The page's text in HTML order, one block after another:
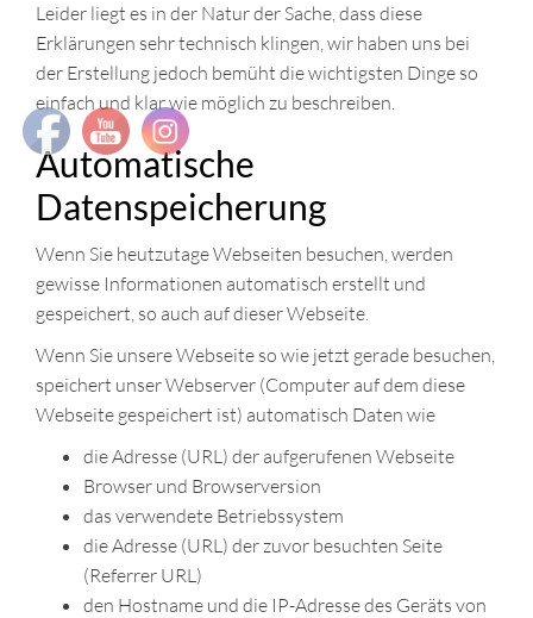
Leider liegt es in der Natur der Sache, dass diese
Erklärungen sehr technisch klingen, wir haben uns bei
der Erstellung jedoch bemüht die wichtigsten Dinge so
einfach und klar wie möglich zu beschreiben.
Automatische
Datenspeicherung
Wenn Sie heutzutage Webseiten besuchen, werden
gewisse Informationen automatisch erstellt und
gespeichert, so auch auf dieser Webseite.
Wenn Sie unsere Webseite so wie jetzt gerade besuchen,
speichert unser Webserver (Computer auf dem diese
Webseite gespeichert ist) automatisch Daten wie
die Adresse (URL) der aufgerufenen Webseite
Browser und Browserversion
das verwendete Betriebssystem
die Adresse (URL) der zuvor besuchten Seite
(Referrer URL)
den Hostname und die IP-Adresse des Geräts von